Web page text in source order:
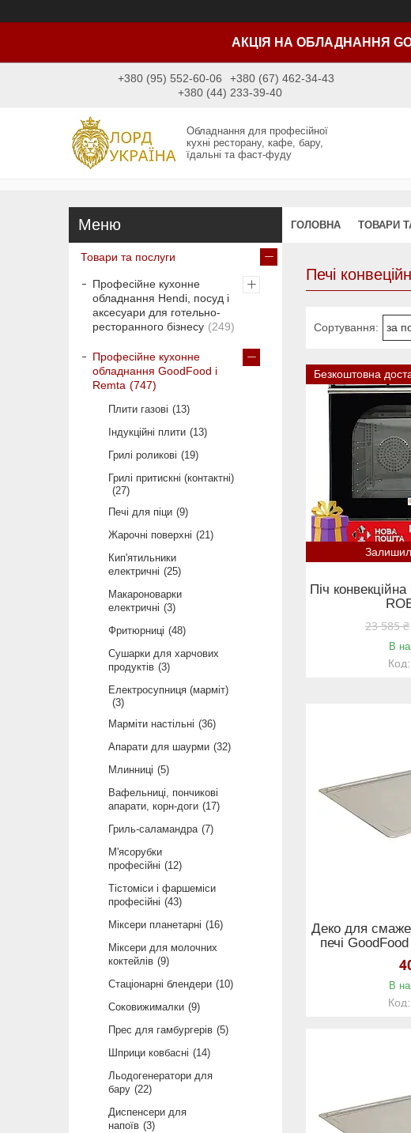
АКЦІЯ НА ОБЛАДНАННЯ
+380 (95) 552-60-06
+380 (67) 462-34-43
+380 (44) 233-39-40
Обладнання для професійної
кухні ресторану, кафе, бару,
їдальні та фаст-фуду
ГОЛОВНА ТОВАРИ
Печі
Безкоштовна
Піч
23 585 ₴
В
Деко для
печі
В
Товари та послуги
Професійне кухонне
обладнання Hendi, посуд і
аксесуари для готельно-
ресторанного бізнесу
249
Професійне кухонне
обладнання GoodFood і
Remta
747
Плити газові
13
Індукційні плити
13
Грилі роликові
19
Грилі притискні (контактні)
27
Печі для піци 9
Жарочні поверхні
21
Кип'ятильники
електричні
25
Макароноварки
електричні
3
Фритюрниці
48
Сушарки для харчових
продуктів 3
Електросупниця (марміт)
3
Марміти настільні
36
Апарати для шаурми 32
Млинниці
5
Вафельниці, пончикові
апарати, корн-доги
17
Гриль-саламандра 7
М'ясорубки
професійні
12
Тістоміси і фаршеміси
професійні
43
Міксери планетарні
16
Міксери для молочних
коктейлів 9
Стаціонарні блендери
10
Соковижималки 9
Прес для гамбургерів 5
Шприци ковбасні
14
Льодогенератори для
бару 22
Диспенсери для
напоїв 3